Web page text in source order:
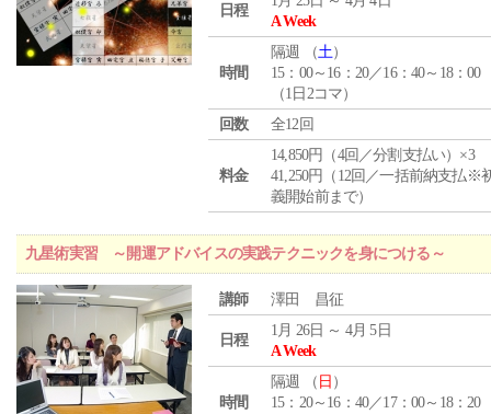
日程
A Week
時間
隔週 （土）
15：00～16：20／16：40～18：00
（1日2コマ）
回数
全12回
料金
14,850円（4回／分割支払い）×3
41,250円（12回／一括前納支払※
義開始前まで）
九星術実習 ～開運アドバイスの実践テクニックを身につける～
講師 澤田 昌征
日程
1月 26日 ～ 4月 5日
A Week
時間
隔週 （ 日 ）
15：20～16：40／17：00～18：20